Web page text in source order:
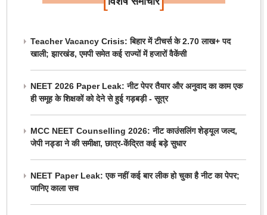
Teacher Vacancy Crisis: बिहार में टीचर्स के 2.70 लाख+ पद
खाली; झारखंड, एमपी समेत कई राज्यों में हजारों वैकेंसी
NEET 2026 Paper Leak: नीट पेपर तैयार और अनुवाद का काम एक
ही समूह के शिक्षकों को देने से हुई गड़बड़ी - सूत्र
MCC NEET Counselling 2026: नीट काउंसलिंग शेड्यूल जल्द,
जेपी नड्डा ने की समीक्षा, छात्र-केंद्रित कई बड़े सुधार
NEET Paper Leak: एक नहीं कई बार लीक हो चुका है नीट का पेपर;
जानिए काला सच